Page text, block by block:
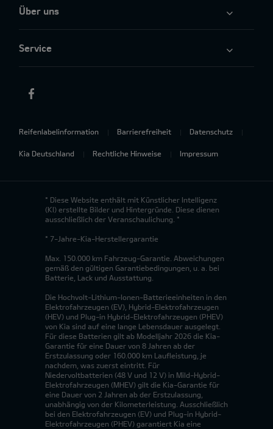
Über uns
Service
Reifenlabelinformation Barrierefreiheit Datenschutz
Kia Deutschland Rechtliche Hinweise Impressum
* Diese Website enthält mit Künstlicher Intelligenz
(KI) erstellte Bilder und Hintergründe. Diese dienen
ausschließlich der Veranschaulichung. *
* 7-Jahre-Kia-Herstellergarantie
Max. 150.000 km Fahrzeug-Garantie. Abweichungen
gemäß den gültigen Garantiebedingungen, u. a. bei
Batterie, Lack und Ausstattung.
Die Hochvolt-Lithium-Ionen-Batterieeinheiten in den
Elektrofahrzeugen (EV), Hybrid-Elektrofahrzeugen
(HEV) und Plug-in Hybrid-Elektrofahrzeugen (PHEV)
von Kia sind auf eine lange Lebensdauer ausgelegt.
Für diese Batterien gilt ab Modelljahr 2026 die Kia-
Garantie für eine Dauer von 8 Jahren ab der
Erstzulassung oder 160.000 km Laufleistung, je
nachdem, was zuerst eintritt. Für
Niedervoltbatterien (48 V und 12 V) in Mild-Hybrid-
Elektrofahrzeugen (MHEV) gilt die Kia-Garantie für
eine Dauer von 2 Jahren ab der Erstzulassung,
unabhängig von der Kilometerleistung. Ausschließlich
bei den Elektrofahrzeugen (EV) und Plug-in Hybrid-
Elektrofahrzeugen (PHEV) garantiert Kia eine